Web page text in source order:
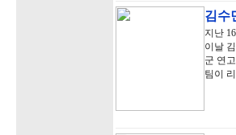
김수
지난
이날
군 연
팀이